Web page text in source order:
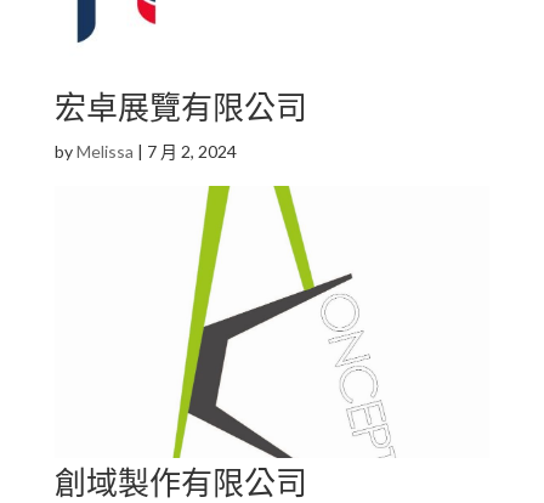
宏卓展覽有限公司
byMelissa | 7 月 2, 2024
創域製作有限公司